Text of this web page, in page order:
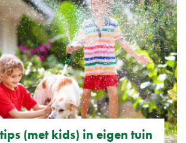
(met kids) in eigen tuin